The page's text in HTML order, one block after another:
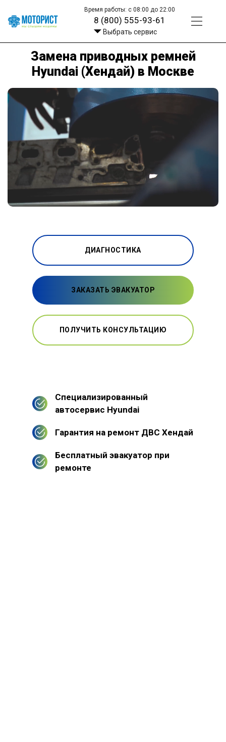
Время работы: с 08:00 до 22:00
8 (800) 555-93-61
Выбрать сервис
Замена приводных ремней
Hyundai (Хендай) в Москве
ДИАГНОСТИКА
ЗАКАЗАТЬ ЭВАКУАТОР
ПОЛУЧИТЬ КОНСУЛЬТАЦИЮ
Специализированный
автосервис Hyundai
Гарантия на ремонт ДВС Хендай
Бесплатный эвакуатор при
ремонте